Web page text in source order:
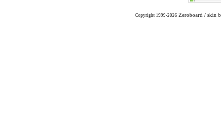
Copyright 1999-2026 Zeroboard / skin